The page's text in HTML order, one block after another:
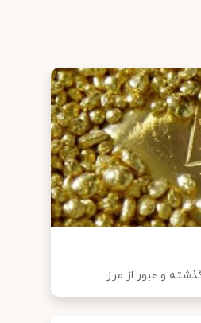
و عبور از مرز...